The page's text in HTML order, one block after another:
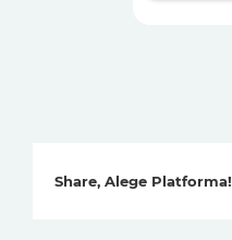
Share, Alege Platforma!